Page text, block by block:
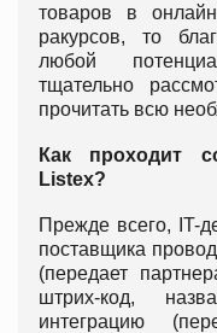
товаров в
ракурсов, то
любой
тщательно
прочитать всю
Как проходит
Listex?
Прежде всего, IT-
поставщика
(передает
штрих-код,
интеграцию